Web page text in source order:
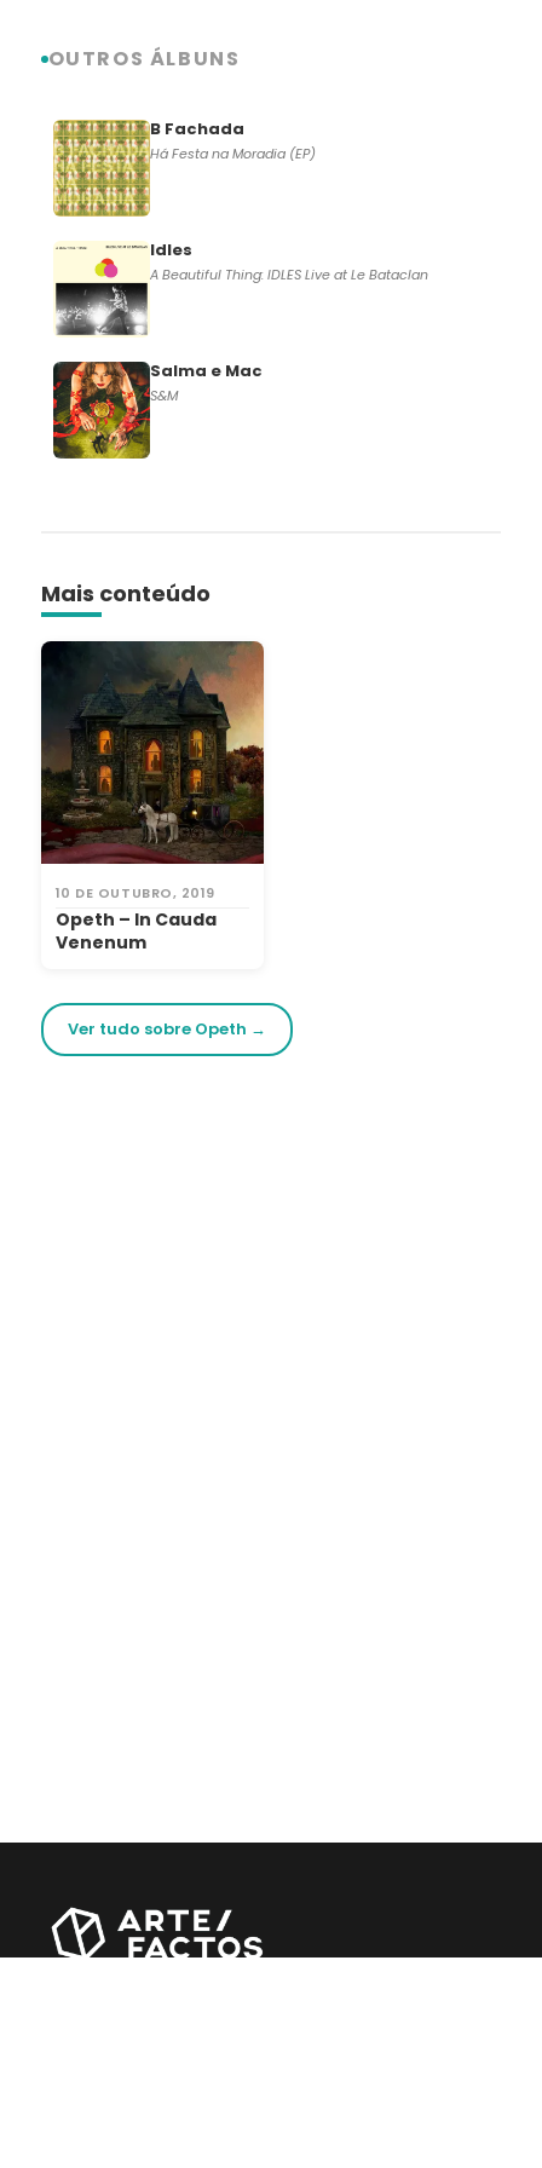
OUTROS ÁLBUNS
B Fachada
Há Festa na Moradia (EP)
Idles
A Beautiful Thing: IDLES Live at Le Bataclan
Salma e Mac
S&M
Mais conteúdo
10 DE OUTUBRO, 2019
Opeth – In Cauda
Venenum
Ver tudo sobre Opeth →